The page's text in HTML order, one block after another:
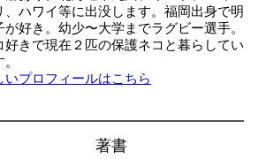
、ハワイ等に出没します。福岡出身で明
が好き。幼少〜大学までラグビー選手。
好きで現在２匹の保護ネコと暮らしてい
いプロフィールはこちら
著書